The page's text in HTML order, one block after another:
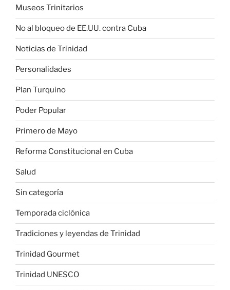
Museos Trinitarios
No al bloqueo de EE.UU. contra Cuba
Noticias de Trinidad
Personalidades
Plan Turquino
Poder Popular
Primero de Mayo
Reforma Constitucional en Cuba
Salud
Sin categoría
Temporada ciclónica
Tradiciones y leyendas de Trinidad
Trinidad Gourmet
Trinidad UNESCO